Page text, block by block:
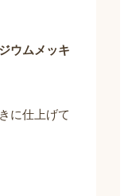
ウムメッキ
に仕上げて